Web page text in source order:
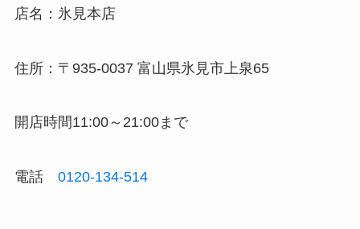
店名：氷見本店
住所：〒935-0037 富山県氷見市上泉65
開店時間11:00～21:00まで
電話 0120-134-514